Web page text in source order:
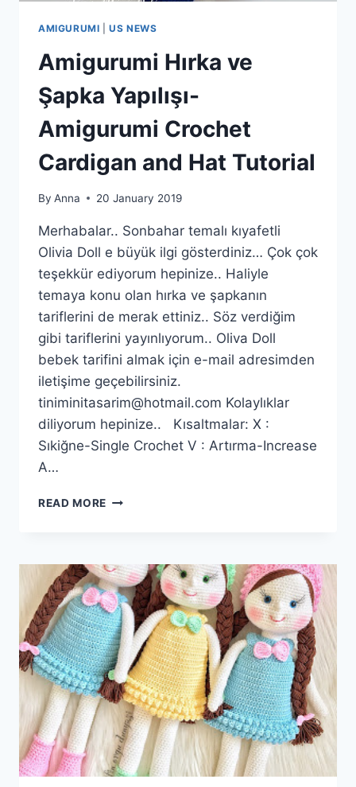
AMIGURUMI |US NEWS
Amigurumi Hırka ve
Şapka Yapılışı-
Amigurumi Crochet
Cardigan and Hat Tutorial
By Anna 20 January 2019
Merhabalar.. Sonbahar temalı kıyafetli
Olivia Doll e büyük ilgi gösterdiniz… Çok çok
teşekkür ediyorum hepinize.. Haliyle
temaya konu olan hırka ve şapkanın
tariflerini de merak ettiniz.. Söz verdiğim
gibi tariflerini yayınlıyorum.. Oliva Doll
bebek tarifini almak için e-mail adresimden
iletişime geçebilirsiniz.
tiniminitasarim@hotmail.com Kolaylıklar
diliyorum hepinize.. Kısaltmalar: X :
Sıkiğne-Single Crochet V : Artırma-Increase
A…
READ MORE AMIGURUMI
YAPILIŞI-
AMIGURUMI
CROCHET
CARDIGAN
AND
HAT
TUTORIAL